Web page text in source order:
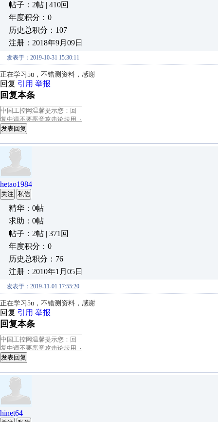
帖子：2帖 | 410回
年度积分：0
历史总积分：107
注册：2018年9月09日
发表于：2019-10-31 15:30:11
正在学习5u，不错测资料，感谢
回复 引用 举报
回复本条
发表回复
hetao1984
关注 私信
精华：0帖
求助：0帖
帖子：2帖 | 371回
年度积分：0
历史总积分：76
注册：2010年1月05日
发表于：2019-11-01 17:55:20
正在学习5u，不错测资料，感谢
回复 引用 举报
回复本条
发表回复
hinet64